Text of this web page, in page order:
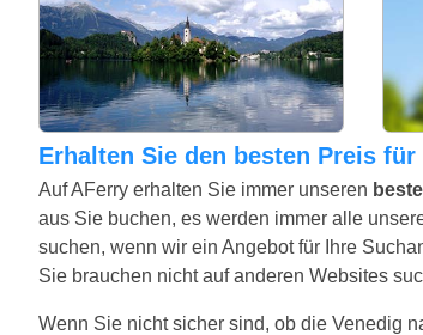
Erhalten Sie den besten Preis
Auf AFerry erhalten Sie immer unseren
aus Sie buchen, es werden immer alle
suchen, wenn wir ein Angebot für Ihre
Sie brauchen nicht auf anderen Websites
Wenn Sie nicht sicher sind, ob die Venedig